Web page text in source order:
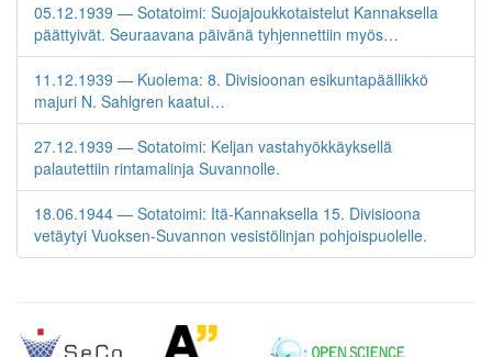
05.12.1939 — Sotatoimi: Suojajoukkotaistelut Kannaksella
päättyivät. Seuraavana päivänä tyhjennettiin myös…
11.12.1939 — Kuolema: 8. Divisioonan esikuntapäällikkö
majuri N. Sahlgren kaatui…
27.12.1939 — Sotatoimi: Keljan vastahyökkäyksellä
palautettiin rintamalinja Suvannolle.
18.06.1944 — Sotatoimi: Itä-Kannaksella 15. Divisioona
vetäytyi Vuoksen-Suvannon vesistölinjan pohjoispuolelle.